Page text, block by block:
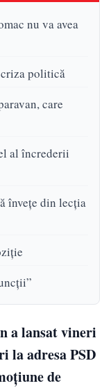
nu va avea
criza politică
care
al încrederii
învețe din lecția
a lansat vineri
la adresa PSD
de